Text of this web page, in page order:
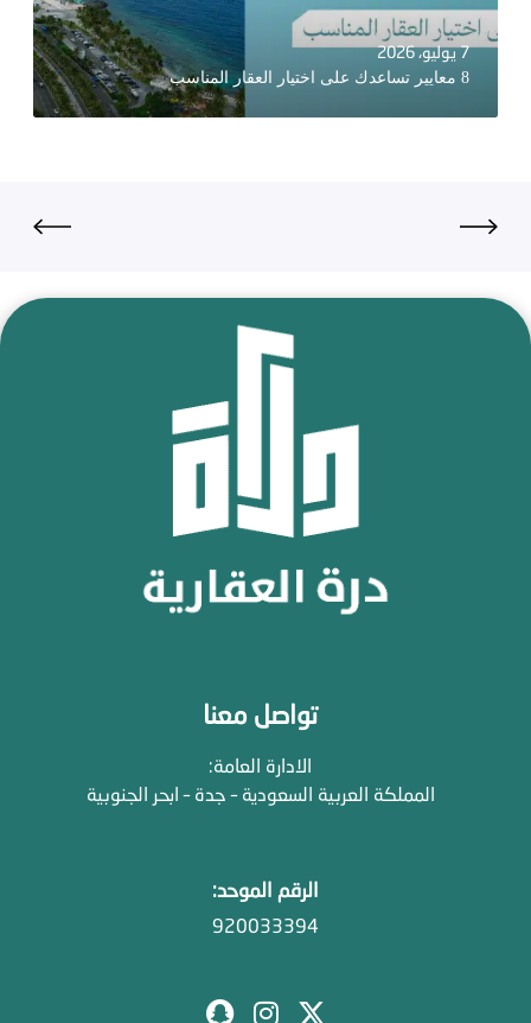
7 يوليو، 2026
8 معايير تساعدك على اختيار العقار المناسب
تواصل معنا
الادارة العامة:
المملكة العربية السعودية – جدة – ابحر الجنوبية
الرقم الموحد:
920033394